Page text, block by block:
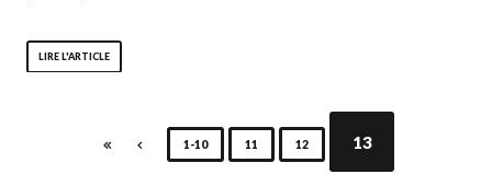
LIRE L'ARTICLE
1-10 11 12 13